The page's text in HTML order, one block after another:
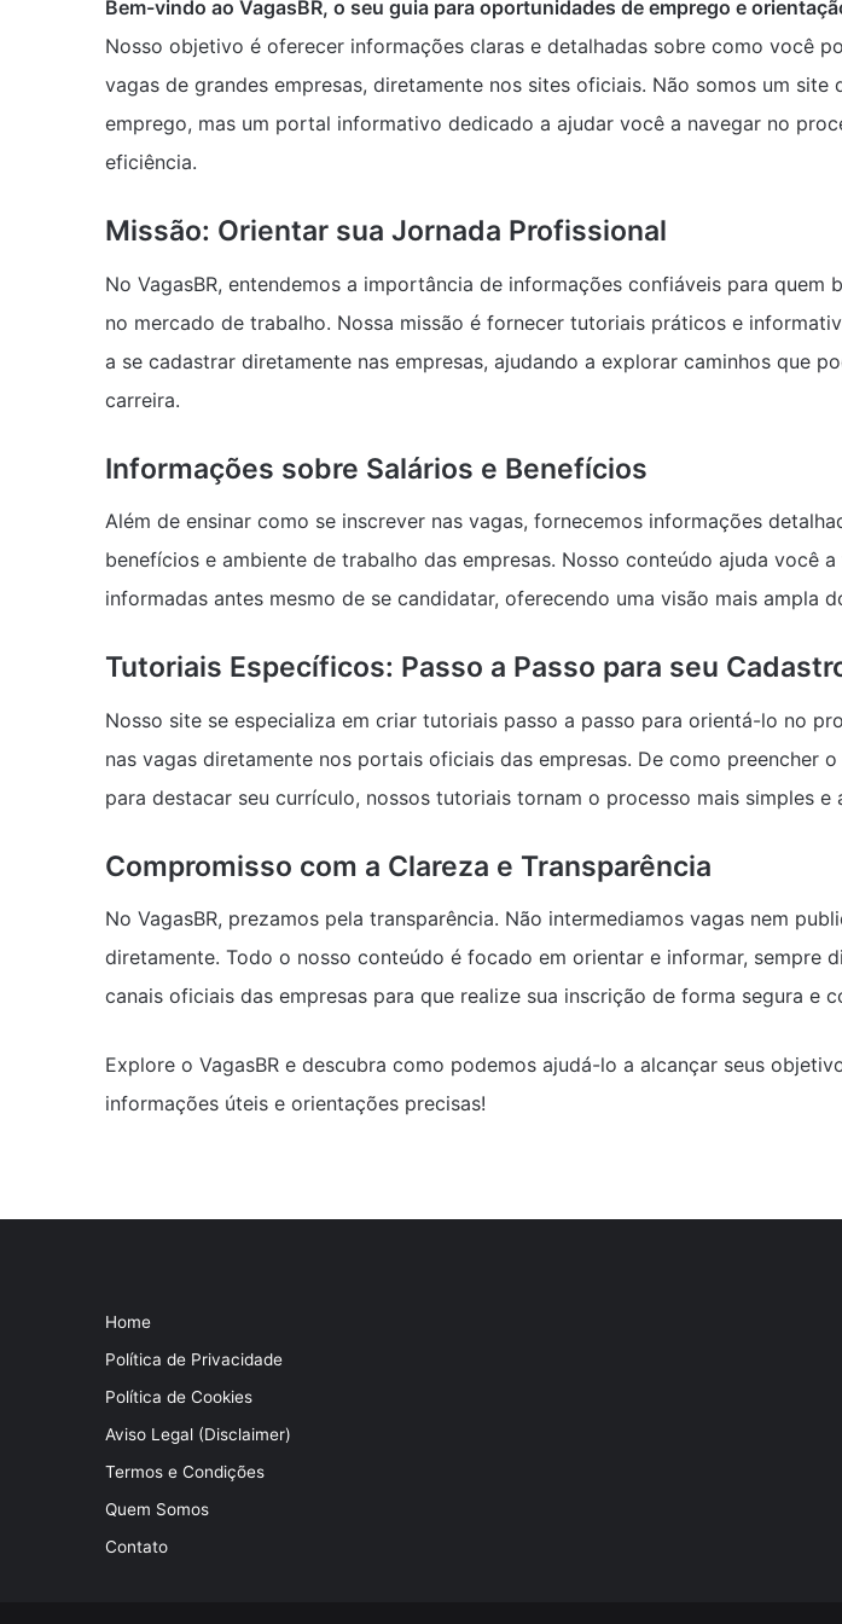
Bem-vindo ao VagasBR, o seu guia para oportunidades de emprego e
Nosso objetivo é oferecer informações claras e detalhadas sobre como você
vagas de grandes empresas, diretamente nos sites oficiais. Não somos um site
emprego, mas um portal informativo dedicado a ajudar você a navegar no
eficiência.
Missão: Orientar sua Jornada Profissional
No VagasBR, entendemos a importância de informações confiáveis para quem
no mercado de trabalho. Nossa missão é fornecer tutoriais práticos e
a se cadastrar diretamente nas empresas, ajudando a explorar caminhos que
carreira.
Informações sobre Salários e Benefícios
Além de ensinar como se inscrever nas vagas, fornecemos informações
benefícios e ambiente de trabalho das empresas. Nosso conteúdo ajuda você
informadas antes mesmo de se candidatar, oferecendo uma visão mais ampla
Tutoriais Específicos: Passo a Passo para seu
Nosso site se especializa em criar tutoriais passo a passo para orientá-lo no
nas vagas diretamente nos portais oficiais das empresas. De como preencher
para destacar seu currículo, nossos tutoriais tornam o processo mais simples e
Compromisso com a Clareza e Transparência
No VagasBR, prezamos pela transparência. Não intermediamos vagas nem
diretamente. Todo o nosso conteúdo é focado em orientar e informar, sempre
canais oficiais das empresas para que realize sua inscrição de forma segura e
Explore o VagasBR e descubra como podemos ajudá-lo a alcançar seus
informações úteis e orientações precisas!
Home
Política de Privacidade
Política de Cookies
Aviso Legal (Disclaimer)
Termos e Condições
Quem Somos
Contato